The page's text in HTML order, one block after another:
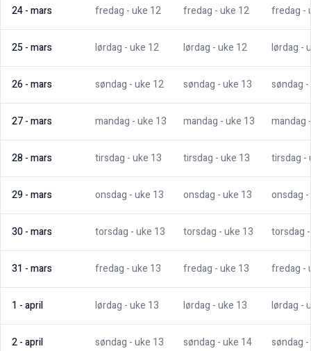
24-mars fredag - uke 12 fredag - uke 12 fredag -
25-mars lørdag - uke 12 lørdag - uke 12 lørdag -
26-mars søndag - uke 12 søndag - uke 13 søndag
27-mars mandag - uke 13 mandag - uke 13 mandag
28-mars tirsdag - uke 13 tirsdag - uke 13 tirsdag -
29-mars onsdag - uke 13 onsdag - uke 13 onsdag
30-mars torsdag - uke 13 torsdag - uke 13 torsdag
31 -mars fredag - uke 13 fredag - uke 13 fredag -
1 -april lørdag - uke 13 lørdag - uke 13 lørdag -
2-april søndag - uke 13 søndag - uke 14 søndag